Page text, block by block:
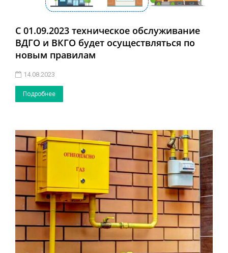
С 01.09.2023 техническое обслуживание
ВДГО и ВКГО будет осуществляться по
новым правилам
14.08.2023
Подробнее